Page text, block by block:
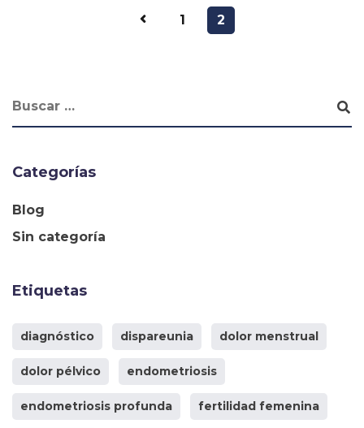
1 2
Categorías
Blog
Sin categoría
Etiquetas
diagnóstico dispareunia dolor menstrual
dolor pélvico endometriosis
endometriosis profunda fertilidad femenina